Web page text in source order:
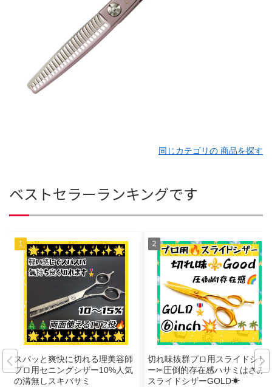
同じカテゴリの 商品を探す
ベストセラーランキングです
スパッと爽快に切れる理美容師
プロ用セニングシザー10%人気
の溝無しスキバサミ
切れ味抜群プロ用スライドシザ
ー✂圧倒的存在感ハサミはさみ
スライドシザーGOLD☀